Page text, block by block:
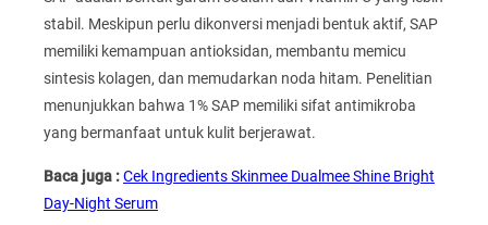
stabil. Meskipun perlu dikonversi menjadi bentuk aktif, SAP
memiliki kemampuan antioksidan, membantu memicu
sintesis kolagen, dan memudarkan noda hitam. Penelitian
menunjukkan bahwa 1% SAP memiliki sifat antimikroba
yang bermanfaat untuk kulit berjerawat.
Baca juga :Cek Ingredients Skinmee Dualmee Shine Bright
Day-Night Serum